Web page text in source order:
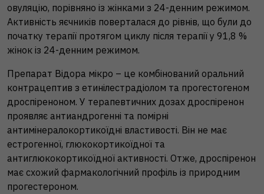
овуляцію, порівняно із жінками з 24-денним режимом.
Активність яєчників поверталася до рівнів, що були до
початку терапії протягом циклу після терапії у 91,8 %
жінок із 24-денним режимом.
Препарат Відора мікро – це комбінований оральний
контрацептив з етинілестрадіолом та прогестогеном
дроспіреноном. У терапевтичних дозах дроспіренон
проявляє антиандрогенні та помірні
антимінералокортикоїдні властивості. Він не має
естрогенної, глюкокортикоїдної та
антиглюкокортикоїдної активності. Отже, дроспіренон
має схожий фармакологічний профіль із природним
прогестероном.